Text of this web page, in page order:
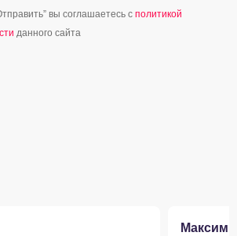
вы соглашаетесь с политикой
данного сайта
Максим